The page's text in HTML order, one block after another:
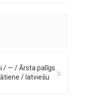
/ — / Ārsta palīgs
/ latviešu